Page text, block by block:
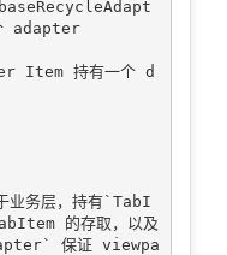
adapter
业务层，持有`TabI
的存取，以及
保证 viewpa